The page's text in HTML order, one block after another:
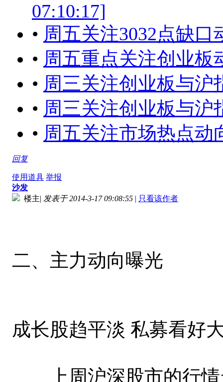
07:10:17]
• 周五关注3032点缺口
• 周五重点关注创业板
• 周三关注创业板与沪
• 周三关注创业板与沪
• 周五关注市场热点动
回复
使用道具 举报
沙发
楼主| 发表于 2014-3-17 09:08:55 | 只看该作者
二、主力动向曝光
成长股趋平淡 私募看好
上周沪深股市的行情